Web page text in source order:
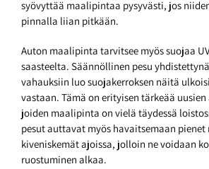
syövyttää maalipintaa pysyvästi, jos
pinnalla liian pitkään.
Auton maalipinta tarvitsee myös suojaa
saasteelta. Säännöllinen pesu
vahauksiin luo suojakerroksen näitä
vastaan. Tämä on erityisen tärkeää
joiden maalipinta on vielä täydessä
pesut auttavat myös havaitsemaan pienet
kiveniskemät ajoissa, jolloin ne voidaan
ruostuminen alkaa.